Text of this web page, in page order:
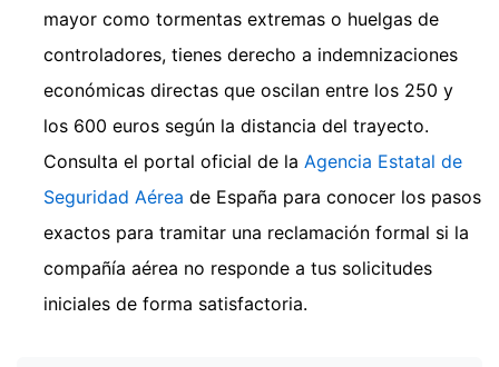
mayor como tormentas extremas o huelgas de
controladores, tienes derecho a indemnizaciones
económicas directas que oscilan entre los 250 y
los 600 euros según la distancia del trayecto.
Consulta el portal oficial de la Agencia Estatal de
Seguridad Aérea de España para conocer los pasos
exactos para tramitar una reclamación formal si la
compañía aérea no responde a tus solicitudes
iniciales de forma satisfactoria.